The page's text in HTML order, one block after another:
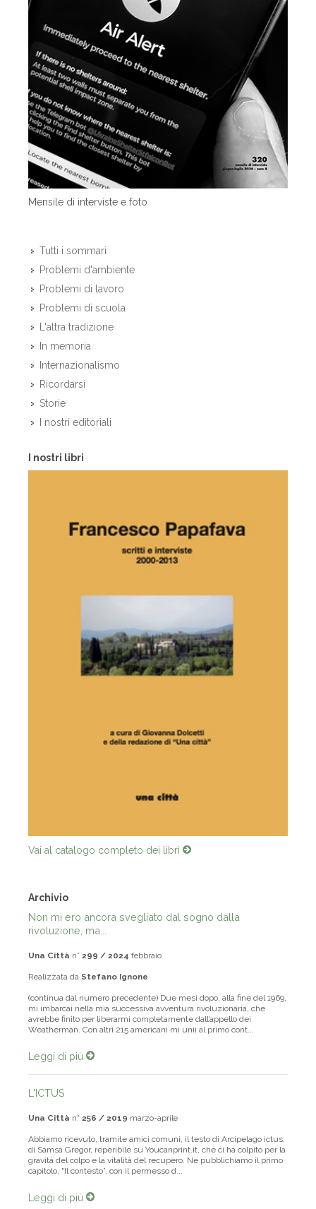
Mensile di interviste e foto
Tutti i sommari
Problemi d'ambiente
Problemi di lavoro
Problemi di scuola
L'altra tradizione
In memoria
Internazionalismo
Ricordarsi
Storie
I nostri editoriali
I nostri libri
Vai al catalogo completo dei libri
Archivio
Non mi ero ancora svegliato dal sogno dalla
rivoluzione, ma...
Una Città n° 299 / 2024 febbraio
Realizzata da Stefano Ignone
(continua dal numero precedente) Due mesi dopo, alla fine del 1969,
mi imbarcai nella mia successiva avventura rivoluzionaria, che
avrebbe finito per liberarmi completamente dall’appello dei
Weatherman. Con altri 215 americani mi unii al primo cont...
Leggi di più
L'ICTUS
Una Città n° 256 / 2019 marzo-aprile
Abbiamo ricevuto, tramite amici comuni, il testo di Arcipelago ictus,
di Samsa Gregor, reperibile su Youcanprint.it, che ci ha colpito per la
gravità del colpo e la vitalità del recupero. Ne pubblichiamo il primo
capitolo, "Il contesto”, con il permesso d...
Leggi di più